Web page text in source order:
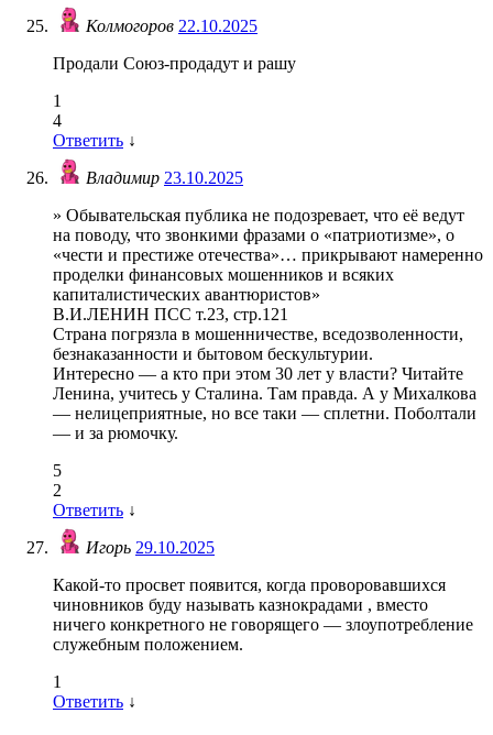
Колмогоров 22.10.2025
Продали Союз-продадут и рашу
1
4
Ответить ↓
Владимир 23.10.2025
» Обывательская публика не подозревает, что её ведут
на поводу, что звонкими фразами о «патриотизме», о
«чести и престиже отечества»… прикрывают намеренно
проделки финансовых мошенников и всяких
капиталистических авантюристов»
В.И.ЛЕНИН ПСС т.23, стр.121
Страна погрязла в мошенничестве, вседозволенности,
безнаказанности и бытовом бескультурии.
Интересно — а кто при этом 30 лет у власти? Читайте
Ленина, учитесь у Сталина. Там правда. А у Михалкова
— нелицеприятные, но все таки — сплетни. Поболтали
— и за рюмочку.
5
2
Ответить ↓
Игорь 29.10.2025
Какой-то просвет появится, когда проворовавшихся
чиновников буду называть казнокрадами , вместо
ничего конкретного не говорящего — злоупотребление
служебным положением.
1
Ответить ↓